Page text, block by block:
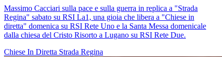
Massimo Cacciari sulla pace e sulla guerra in replica a "Strada
Regina" sabato su RSI La1, una gioia che libera a "Chiese in
diretta" domenica su RSI Rete Uno e la Santa Messa domenicale
dalla chiesa del Cristo Risorto a Lugano su RSI Rete Due.
Chiese In Diretta Strada Regina